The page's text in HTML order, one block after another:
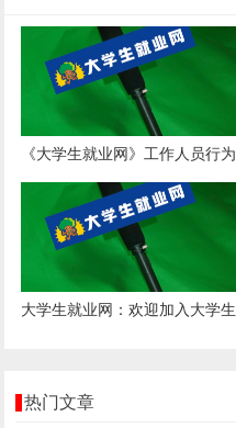
《大学生就业网》工作人员行为
大学生就业网：欢迎加入大学生
热门文章